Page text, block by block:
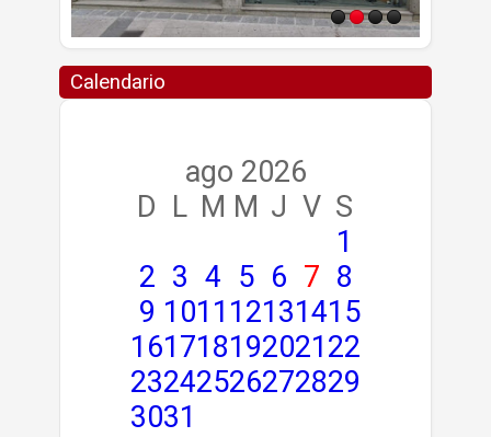
Calendario
ago 2026
D L M M J V S
1
2 3 4 5 6 7 8
9 1011 12131415
16171819202122
23242526272829
3031